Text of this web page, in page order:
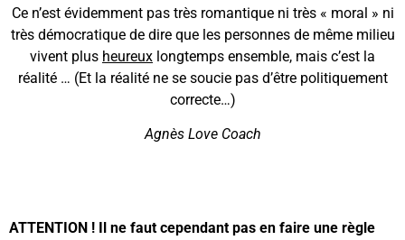
Ce n’est évidemment pas très romantique ni très « moral » ni
très démocratique de dire que les personnes de même milieu
vivent plus heureux longtemps ensemble, mais c’est la
réalité … (Et la réalité ne se soucie pas d’être politiquement
correcte…)
Agnès Love Coach
ATTENTION ! Il ne faut cependant pas en faire une règle